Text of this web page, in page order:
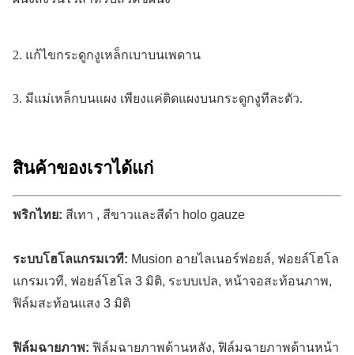
2. แก้ไขกระดูกงูเหล็กเบาบนเพดาน
3. มีแม่เหล็กบนแผง เพียงแค่ติดแผงบนกระดูกงูทีละตัว.
สินค้าของเราได้แก่
พริกไทย: สีเทา , สีขาวและสีดำ holo gauze
ระบบโฮโลแกรมเวที: Musion อายไลเนอร์ฟอยล์, ฟอยล์โฮโล
แกรมเวที, ฟอยล์โฮโล 3 มิติ, ระบบเปล, หน้าจอสะท้อนภาพ,
ฟิล์มสะท้อนแสง 3 มิติ
ฟิล์มฉายภาพ: ฟิล์มฉายภาพด้านหลัง, ฟิล์มฉายภาพด้านหน้า